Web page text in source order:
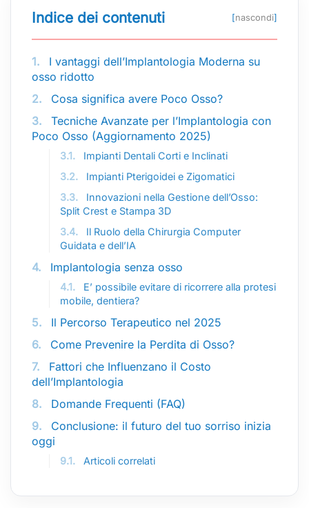
Indice dei contenuti [nascondi]
1.
I vantaggi dell’Implantologia Moderna su
osso ridotto
2.
Cosa significa avere Poco Osso?
3.
Tecniche Avanzate per l’Implantologia con
Poco Osso (Aggiornamento 2025)
3.1.
Impianti Dentali Corti e Inclinati
3.2.
Impianti Pterigoidei e Zigomatici
3.3.
Innovazioni nella Gestione dell’Osso:
Split Crest e Stampa 3D
3.4.
Il Ruolo della Chirurgia Computer
Guidata e dell’IA
4. Implantologia senza osso
4.1.
E’ possibile evitare di ricorrere alla protesi
mobile, dentiera?
5.
Il Percorso Terapeutico nel 2025
6.
Come Prevenire la Perdita di Osso?
7.
Fattori che Influenzano il Costo
dell’Implantologia
8.
Domande Frequenti (FAQ)
9.
Conclusione: il futuro del tuo sorriso inizia
oggi
9.1. Articoli correlati